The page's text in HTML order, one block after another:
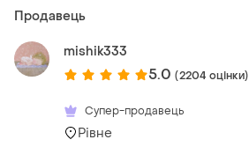
Продавець
mishik333
5.0 (2204 оцінки)
Супер-продавець
Рівне